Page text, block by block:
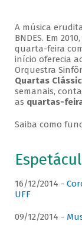
A música
BNDES. Em
quarta-feira
início oferecia
Orquestra
Quartas
semanais,
as quartas-
Saiba como
16/12/2014 -
UFF
09/12/2014 -